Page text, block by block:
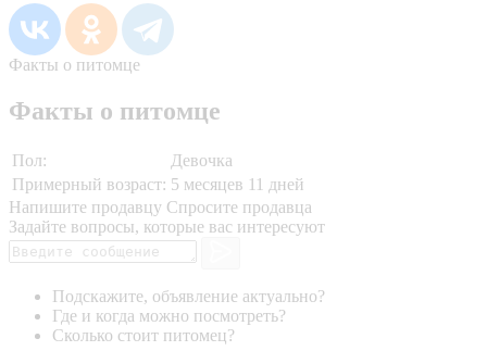
Факты о питомце
Факты о питомце
Пол:
Девочка
Примерный возраст: 5 месяцев 11 дней
Напишите продавцу Спросите продавца
Задайте вопросы, которые вас интересуют
Подскажите, объявление актуально?
Где и когда можно посмотреть?
Сколько стоит питомец?